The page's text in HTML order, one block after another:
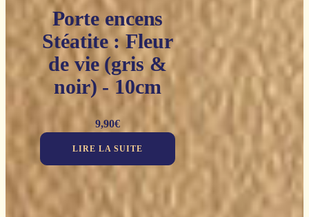
Porte encens
Stéatite : Fleur
de vie (gris &
noir) - 10cm
9,90€
LIRE LA SUITE